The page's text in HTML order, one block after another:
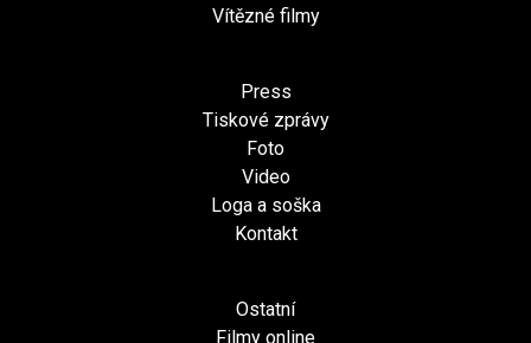
Vítězné filmy
Press
Tiskové zprávy
Foto
Video
Loga a soška
Kontakt
Ostatní
Filmy online